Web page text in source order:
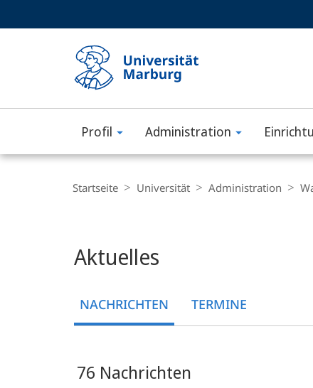
Philipps-
Universität
Marburg
Profil Administration
Navigation
Startseite Universität Administration
Aktuelles
NACHRICHTEN TERMINE
76 Nachrichten